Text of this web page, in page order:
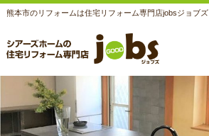
熊本市のリフォームは住宅リフォーム専門店jobsジョブズ